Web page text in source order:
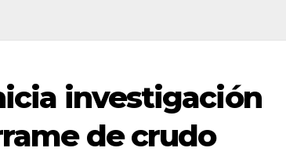
investigación
de crudo